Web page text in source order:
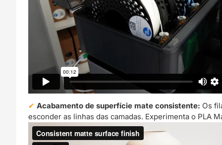
Acabamento de superfície mate consistente: Os
esconder as linhas das camadas. Experimenta o PLA